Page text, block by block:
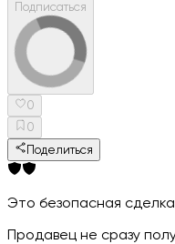
Подписаться
0
0
Поделиться
Это безопасная сделка
Продавец не сразу